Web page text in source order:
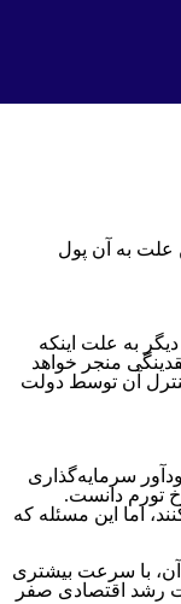
علت به آن پول
به علت اینکه
منجر خواهد
آن توسط دولت
سرمایه‌گذاری
تورم دانست.
اما این مسئله که
آن، با سرعت بیشتری
کشور اضافه شده و در صورت رشد اقتصادی صفر